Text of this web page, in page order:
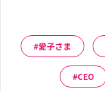
愛子さま
CEO